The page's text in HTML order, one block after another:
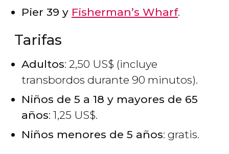
Pier 39 y Fisherman’s Wharf.
Tarifas
Adultos: 2,50 US$ (incluye
transbordos durante 90 minutos).
Niños de 5 a 18 y mayores de 65
años: 1,25 US$.
Niños menores de 5 años: gratis.